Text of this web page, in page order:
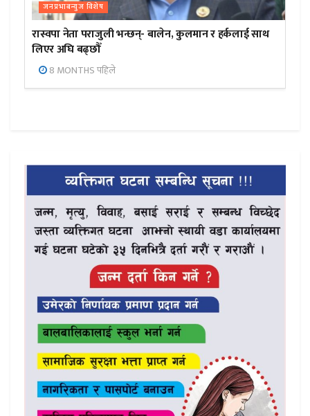
जनप्रभाबन्युज विशेष
रास्वपा नेता पराजुली भन्छन्- बालेन, कुलमान र हर्कलाई साथ
लिएर अघि बढ्छौँ
8 MONTHS पहिले